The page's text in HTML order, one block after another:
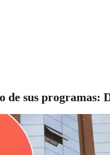
de sus programas: